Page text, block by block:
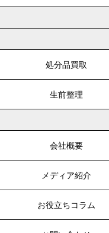
処分品買取
生前整理
会社概要
メディア紹介
お役立ちコラム